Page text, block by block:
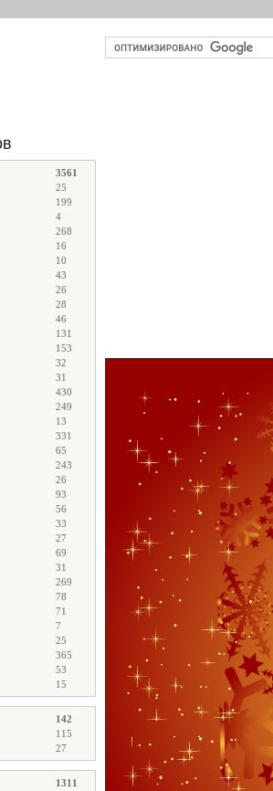
3561
25
199
4
268
16
10
43
26
28
46
131
153
32
31
430
249
13
331
65
243
26
93
56
33
27
69
31
269
78
71
7
25
365
53
15
142
115
27
1311